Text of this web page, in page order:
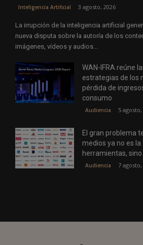
Inteligencia Artificial 3 agosto, 2026
La irrupción de la inteligencia artificial
nueva disputa sobre la autoría de los
imágenes, vídeos y audios...
WAN-IFRA reúne
estrategias de los
pérdida de
consumo
Audiencia 5
El gran problema
medios ya no es
herramientas,
Audiencia 7